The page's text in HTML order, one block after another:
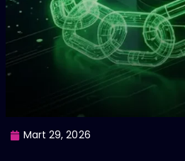
Mart 29, 2026